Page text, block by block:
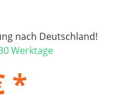
nach Deutschland!
Werktage
*